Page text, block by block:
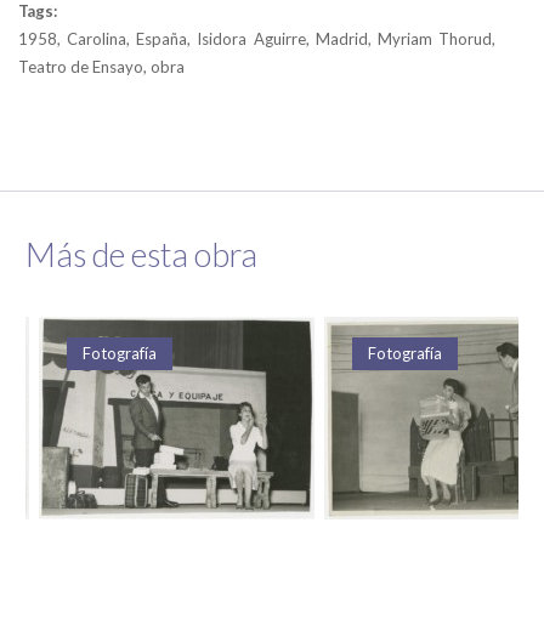
Tags:
1958, Carolina, España, Isidora Aguirre, Madrid, Myriam Thorud,
Teatro de Ensayo, obra
Más de esta obra
Fotografía Fotografía